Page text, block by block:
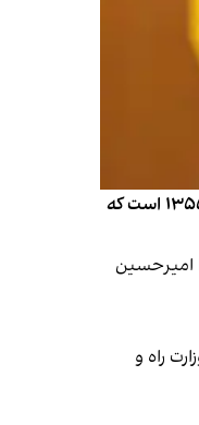
در کنار حاشیه‌های کابینه پیشنهادی پزشکیان، نگاه‌ها به سمت تنها زن معرفی شده برای وزارت است. فرزانه صادق مالواجرد، وزیر پیشنهادی راه و شهرسازی، متولد سال ۱۳۵۵ است که
امیرحسین
راه و